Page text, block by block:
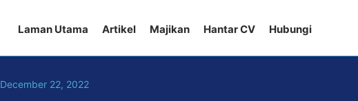
Laman Utama Artikel Majikan Hantar CV Hubungi
December 22, 2022